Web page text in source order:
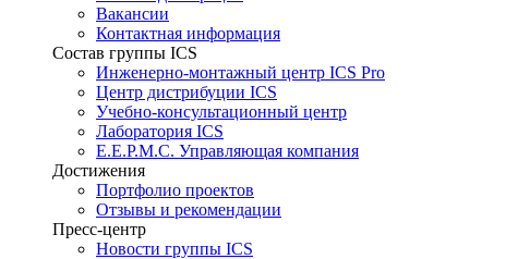
Вакансии
Контактная информация
Состав группы ICS
Инженерно-монтажный центр ICS Pro
Центр дистрибуции ICS
Учебно-консультационный центр
Лаборатория ICS
E.E.P.M.C. Управляющая компания
Достижения
Портфолио проектов
Отзывы и рекомендации
Пресс-центр
Новости группы ICS